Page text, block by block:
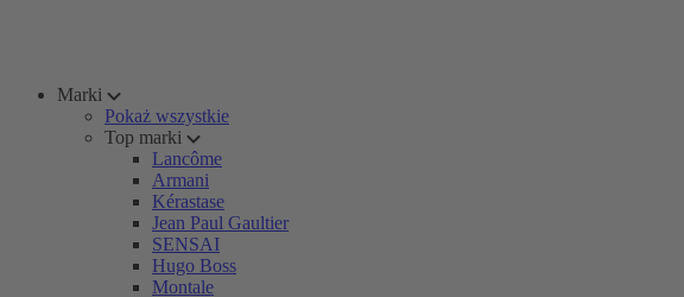
Marki
Pokaż wszystkie
Top marki
Lancôme
Armani
Kérastase
Jean Paul Gaultier
SENSAI
Hugo Boss
Montale